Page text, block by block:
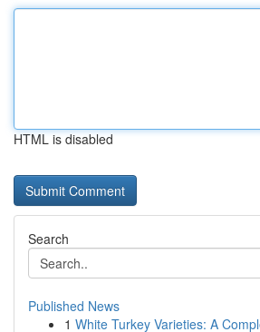
HTML is disabled
Search
Published News
1 White Turkey Varieties: A